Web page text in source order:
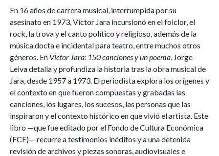
En 16 años de carrera musical, interrumpida por su
asesinato en 1973, Victor Jara incursionó en el folclor, el
rock, la trova y el canto político y religioso, además de la
música docta e incidental para teatro, entre muchos otros
géneros. En Victor Jara: 150 canciones y un poema, Jorge
Leiva detalla y profundiza la historia tras la obra musical de
Jara, desde 1957 a 1973. El periodista explora los orígenes y
el contexto en que fueron compuestas y grabadas las
canciones, los lugares, los sucesos, las personas que las
inspiraron y el contexto histórico en que vivió el artista. Este
libro —que fue editado por el Fondo de Cultura Económica
(FCE)— recurre a testimonios inéditos y a una detenida
revisión de archivos y piezas sonoras, audiovisuales e